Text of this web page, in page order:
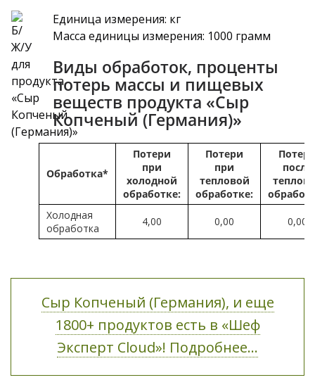
Единица измерения: кг
Масса единицы измерения: 1000 грамм
Виды обработок, проценты
потерь массы и пищевых
веществ продукта «Сыр
Копченый (Германия)»
Обработка*
Потери
при
холодной
обработке:
Потери
при
тепловой
обработке:
после
Холодная
обработка
4,00 0,00 0,00
Сыр Копченый (Германия), и еще
1800+ продуктов есть в «Шеф
Эксперт Cloud»! Подробнее...